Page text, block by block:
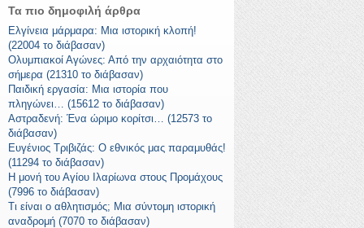
Τα πιο δημοφιλή άρθρα
Ελγίνεια μάρμαρα: Μια ιστορική κλοπή!
(22004 το διάβασαν)
Ολυμπιακοί Αγώνες: Από την αρχαιότητα στο
σήμερα (21310 το διάβασαν)
Παιδική εργασία: Μια ιστορία που
πληγώνει… (15612 το διάβασαν)
Αστραδενή: Ένα ώριμο κορίτσι… (12573 το
διάβασαν)
Ευγένιος Τριβιζάς: Ο εθνικός μας παραμυθάς!
(11294 το διάβασαν)
Η μονή του Αγίου Ιλαρίωνα στους Προμάχους
(7996 το διάβασαν)
Τι είναι ο αθλητισμός; Μια σύντομη ιστορική
αναδρομή (7070 το διάβασαν)